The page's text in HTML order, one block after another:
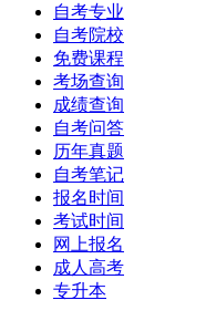
自考专业
自考院校
免费课程
考场查询
成绩查询
自考问答
历年真题
自考笔记
报名时间
考试时间
网上报名
成人高考
专升本